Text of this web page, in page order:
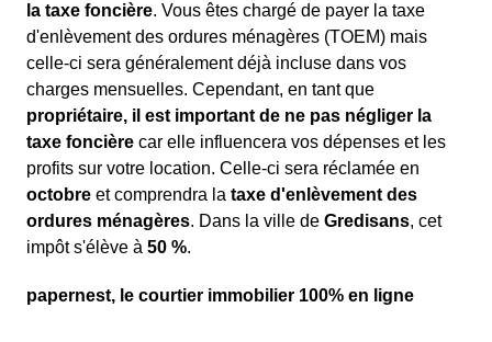
la taxe foncière. Vous êtes chargé de payer la taxe
d'enlèvement des ordures ménagères (TOEM) mais
celle-ci sera généralement déjà incluse dans vos
charges mensuelles. Cependant, en tant que
propriétaire, il est important de ne pas négliger la
taxe foncière car elle influencera vos dépenses et les
profits sur votre location. Celle-ci sera réclamée en
octobre et comprendra la taxe d'enlèvement des
ordures ménagères. Dans la ville de Gredisans, cet
impôt s'élève à 50 %.
papernest, le courtier immobilier 100% en ligne